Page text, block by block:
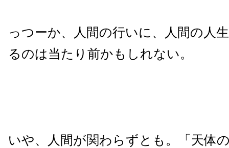
っつーか、人間の行いに、人間の人
るのは当たり前かもしれない。
いや、人間が関わらずとも。「天体